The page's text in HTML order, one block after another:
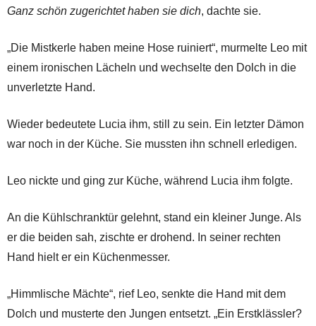
Ganz schön zugerichtet haben sie dich, dachte sie.
„Die Mistkerle haben meine Hose ruiniert“, murmelte Leo mit
einem ironischen Lächeln und wechselte den Dolch in die
unverletzte Hand.
Wieder bedeutete Lucia ihm, still zu sein. Ein letzter Dämon
war noch in der Küche. Sie mussten ihn schnell erledigen.
Leo nickte und ging zur Küche, während Lucia ihm folgte.
An die Kühlschranktür gelehnt, stand ein kleiner Junge. Als
er die beiden sah, zischte er drohend. In seiner rechten
Hand hielt er ein Küchenmesser.
„Himmlische Mächte“, rief Leo, senkte die Hand mit dem
Dolch und musterte den Jungen entsetzt. „Ein Erstklässler?